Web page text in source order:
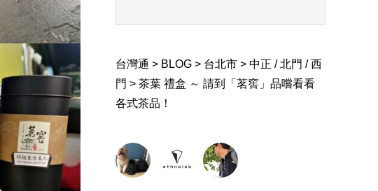
台灣通 > BLOG > 台北市 >中正 / 北門 / 西
門 >茶葉 禮盒 ～ 請到「茗窖」品嚐看看
各式茶品！